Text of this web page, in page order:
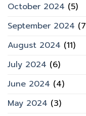
October 2024 (5)
September 2024
August 2024 (11)
July 2024 (6)
June 2024 (4)
May 2024 (3)